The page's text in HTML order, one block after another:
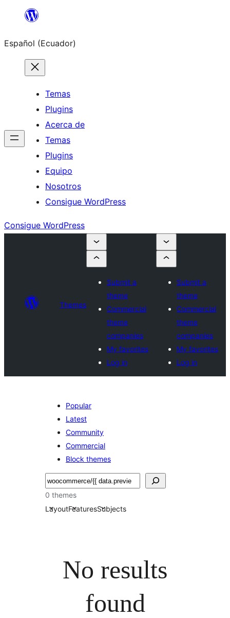
Saltar
contenido
Español (Ecuador)
Temas
Plugins
Acerca de
Temas
Plugins
Equipo
Nosotros
Consigue WordPress
Consigue WordPress
Themes
Submit a
theme
Commercial
theme
companies
My favorites
Log in
Submit a
theme
Commercial
theme
companies
My favorites
Log in
Popular
Latest
Community
Commercial
Block themes
Buscar
0 themes
LayoutFeaturesSubjects
No results
found